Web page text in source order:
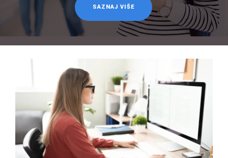
KURSEVI
NOVOSTI
KONTAKT
SAZNAJ VIŠE
SAZNAJ VIŠE